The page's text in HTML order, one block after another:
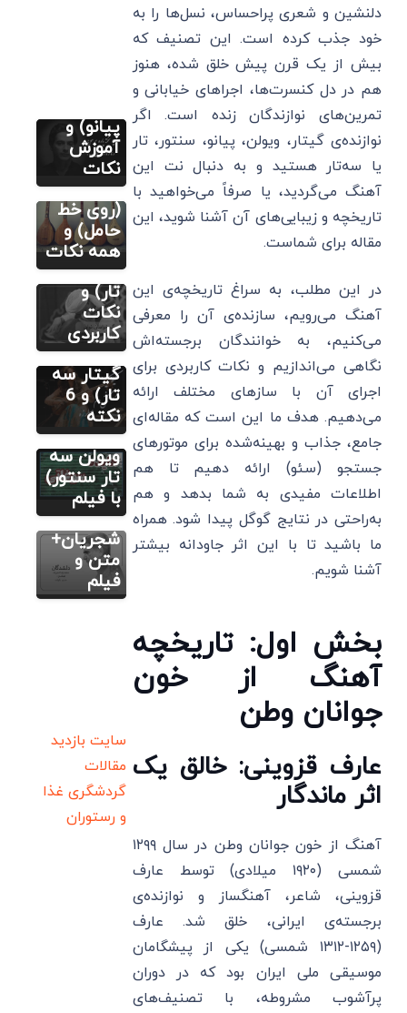
دلنشین و شعری پراحساس، نسل‌ها را به
خود جذب کرده است. این تصنیف که
بیش از یک قرن پیش خلق شده، هنوز
هم در دل کنسرت‌ها، اجراهای خیابانی و
تمرین‌های نوازندگان زنده است. اگر
نوازنده‌ی گیتار، ویولن، پیانو، سنتور، تار
یا سه‌تار هستید و به دنبال نت این
آهنگ می‌گردید، یا صرفاً می‌خواهید با
تاریخچه و زیبایی‌های آن آشنا شوید، این
مقاله برای شماست.
در این مطلب، به سراغ تاریخچه‌ی این
آهنگ می‌رویم، سازنده‌ی آن را معرفی
می‌کنیم، به خوانندگان برجسته‌اش
نگاهی می‌اندازیم و نکات کاربردی برای
اجرای آن با سازهای مختلف ارائه
می‌دهیم. هدف ما این است که مقاله‌ای
جامع، جذاب و بهینه‌شده برای موتورهای
جستجو (سئو) ارائه دهیم تا هم
اطلاعات مفیدی به شما بدهد و هم
به‌راحتی در نتایج گوگل پیدا شود. همراه
ما باشید تا با این اثر جاودانه بیشتر
آشنا شویم.
بخش اول: تاریخچه
آهنگ از خون
جوانان وطن
عارف قزوینی: خالق یک
اثر ماندگار
آهنگ از خون جوانان وطن در سال ۱۲۹۹
شمسی (۱۹۲۰ میلادی) توسط عارف
قزوینی، شاعر، آهنگساز و نوازنده‌ی
برجسته‌ی ایرانی، خلق شد. عارف
(۱۲۵۹-۱۳۱۲ شمسی) یکی از پیشگامان
موسیقی ملی ایران بود که در دوران
پرآشوب مشروطه، با تصنیف‌های
پیانو) و
آموزش
نکات
(گام به گام)
نت های
سه تار
روی دسته
(روی خط
حامل) و
همه نکات
نت رایگان
فارسی (پیانو
گیتار ویولن
سنتور)
نت نوایی
(سه تار
گیتار
پیانو سه
تار فلوت
تار) و
نکات
کاربردی
نت رایگان
فارسی (پیانو
گیتار ویولن
نت عقرب
زلف کجت
(پیانو
ویولن
گیتار سه
تار) و 6
نکته
نت رایگان
فارسی (پیانو
گیتار ویولن
سنتور)
نت
سوغاتی
هایده
(گیتار
پیانو
ویولن سه
تار سنتور)
با فیلم
نت رایگان
فارسی (پیانو
گیتار ویولن
سنتور)
‎نت
دلشدگان
حسین
علیزاده
محمدرضا
شجریان+
متن و
فیلم
سایت بازدید
مقالات
گردشگری غذا
و رستوران